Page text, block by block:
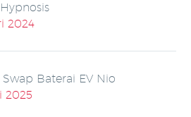
2024
Swap Baterai EV Nio
2025